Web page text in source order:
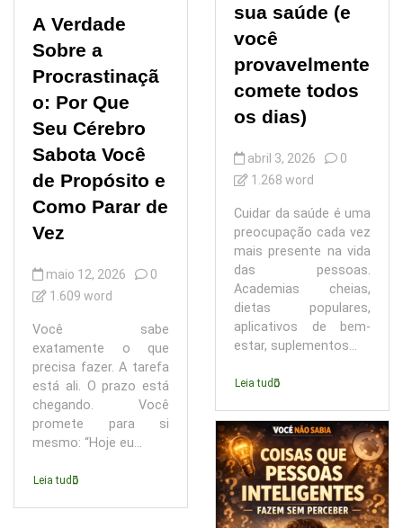
A Verdade
Sobre a
Procrastinaçã
o: Por Que
Seu Cérebro
Sabota Você
de Propósito e
Como Parar de
Vez
maio 12, 2026
0
1.609 word
Você sabe
exatamente o que
precisa fazer. A tarefa
está ali. O prazo está
chegando. Você
promete para si
mesmo: “Hoje eu...
Leia tudo
sua saúde (e
você
provavelmente
comete todos
os dias)
abril 3, 2026
0
1.268 word
Cuidar da saúde é uma
preocupação cada vez
mais presente na vida
das pessoas.
Academias cheias,
dietas populares,
aplicativos de bem-
estar, suplementos...
Leia tudo